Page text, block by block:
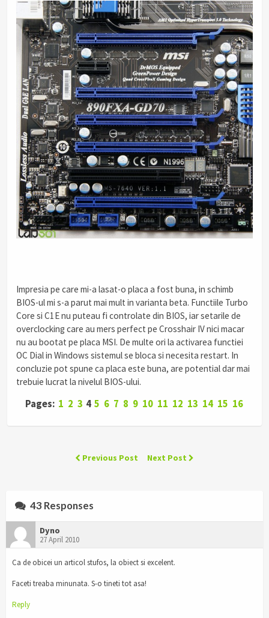
Impresia pe care mi-a lasat-o placa a fost buna, in schimb
BIOS-ul mi s-a parut mai mult in varianta beta. Functiile Turbo
Core si C1E nu puteau fi controlate din BIOS, iar setarile de
overclocking care au mers perfect pe Crosshair IV nici macar
nu au bootat pe placa MSI. De multe ori la activarea functiei
OC Dial in Windows sistemul se bloca si necesita restart. In
concluzie pot spune ca placa este buna, are potential dar mai
trebuie lucrat la nivelul BIOS-ului.
Pages: 1 2 3 4 5 6 7 8 9 10 11 12 13 14 15 16
Previous Post Next Post
43 Responses
Dyno
27 April 2010
Ca de obicei un articol stufos, la obiect si excelent.
Faceti treaba minunata. S-o tineti tot asa!
Reply